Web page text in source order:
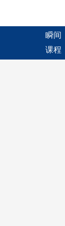
瞬间
课程